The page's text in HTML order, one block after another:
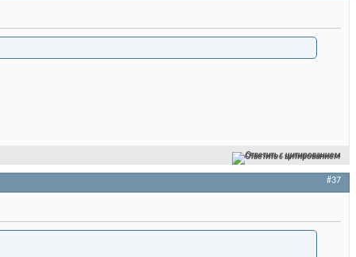
Ответить с цитированием
#37